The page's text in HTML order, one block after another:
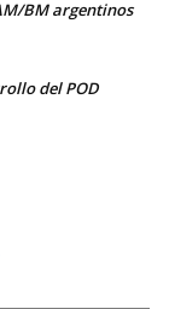
BM argentinos
del POD